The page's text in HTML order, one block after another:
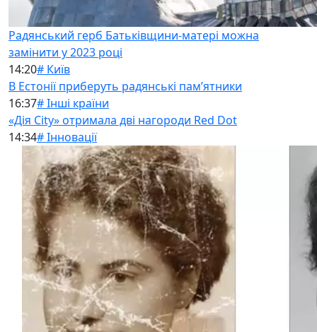
Радянський герб Батьківщини-матері можна
замінити у 2023 році
14:20# Київ
В Естонії приберуть радянські памʼятники
16:37# Інші країни
«Дія City» отримала дві нагороди Red Dot
14:34# Інновації